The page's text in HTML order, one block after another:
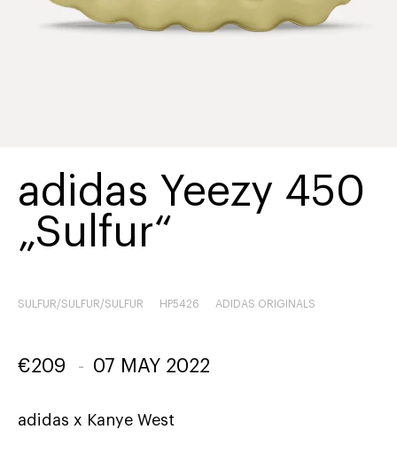
adidas Yeezy 450
„Sulfur“
SULFUR/SULFUR/SULFUR HP5426 ADIDAS ORIGINALS
€209 - 07 MAY 2022
adidas x Kanye West